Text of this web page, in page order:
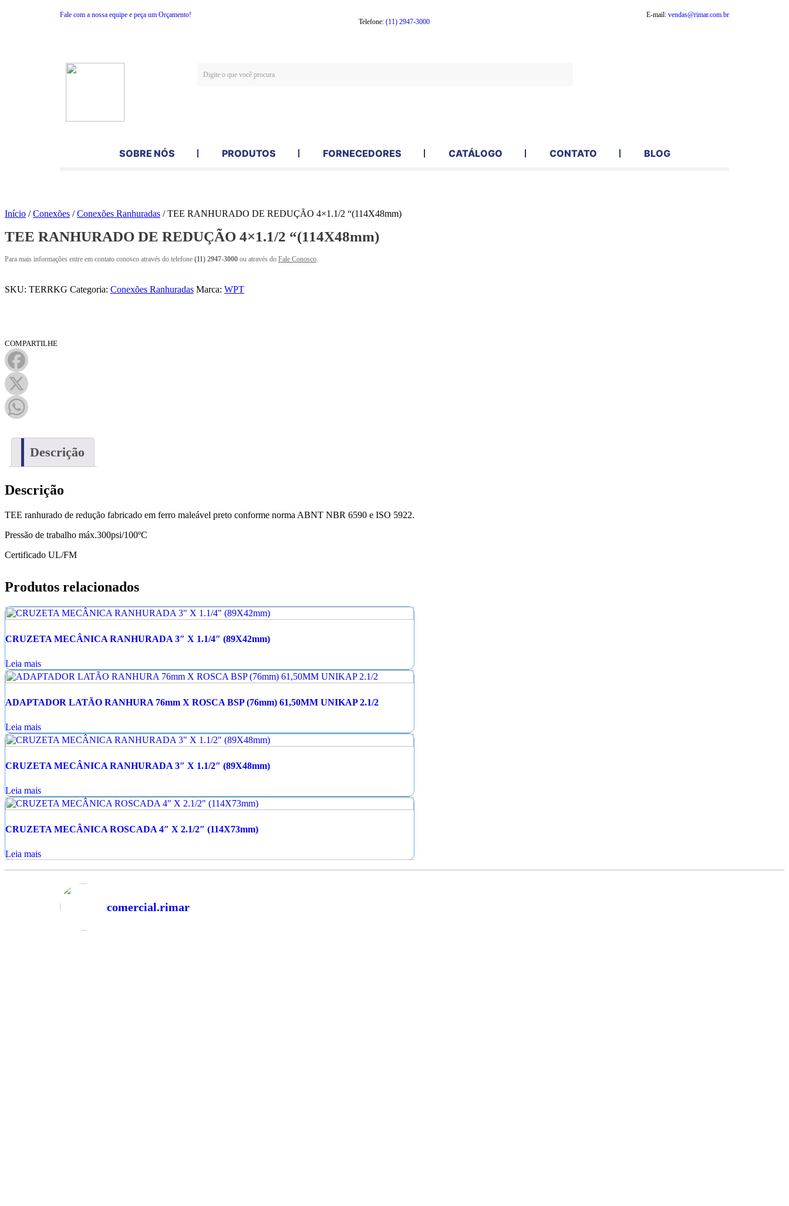
Fale com a nossa equipe e peça um Orçamento!
Telefone:(11) 2947-3000
E-mail: vendas@rimar.com.br
SOBRE NÓS PRODUTOS FORNECEDORES CATÁLOGO CONTATO BLOG
Início /Conexões /Conexões Ranhuradas / TEE RANHURADO DE REDUÇÃO 4×1.1/2 “(114X48mm)
TEE RANHURADO DE REDUÇÃO 4×1.1/2 “(114X48mm)
Para mais informações entre em contato conosco através do telefone (11) 2947-3000 ou através do Fale Conosco
SKU: TERRKG Categoria: Conexões Ranhuradas Marca: WPT
COMPARTILHE
Facebook
X
Descrição
Descrição
TEE ranhurado de redução fabricado em ferro maleável preto conforme norma ABNT NBR 6590 e ISO 5922.
Pressão de trabalho máx.300psi/100ºC
Certificado UL/FM
Produtos relacionados
CRUZETA MECÂNICA RANHURADA 3″ X 1.1/4″ (89X42mm)
Leia mais
ADAPTADOR LATÃO RANHURA 76mm X ROSCA BSP (76mm) 61,50MM UNIKAP 2.1/2
Leia mais
CRUZETA MECÂNICA RANHURADA 3″ X 1.1/2″ (89X48mm)
Leia mais
CRUZETA MECÂNICA ROSCADA 4″ X 2.1/2″ (114X73mm)
Leia mais
comercial.rimar